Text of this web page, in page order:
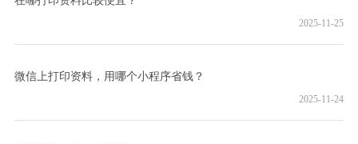
2025-11-25
微信上打印资料，用哪个小程序省钱？
2025-11-24